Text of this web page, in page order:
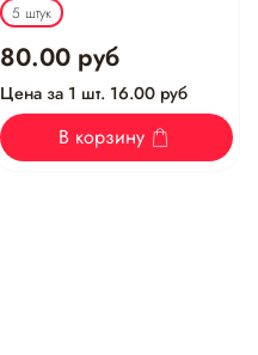
5 штук
80.00 руб
Цена за 1 шт. 16.00 руб
В корзину